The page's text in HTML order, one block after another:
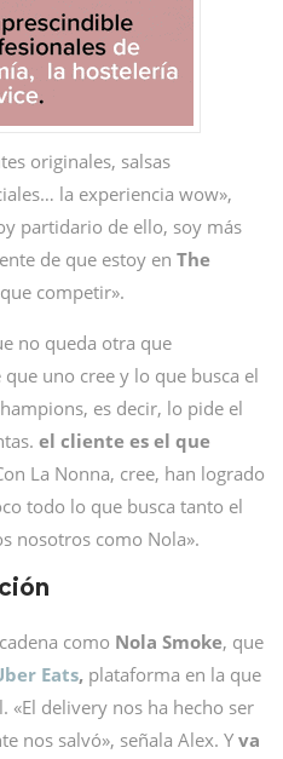
originales, salsas
la experiencia wow»,
partidario de ello, soy más
de que estoy en The
competir».
no queda otra que
uno cree y lo que busca el
es decir, lo pide el
el cliente es el que
La Nonna, cree, han logrado
todo lo que busca tanto el
nosotros como Nola».
como Nola Smoke, que
Eats, plataforma en la que
«El delivery nos ha hecho ser
nos salvó», señala Alex. Y va